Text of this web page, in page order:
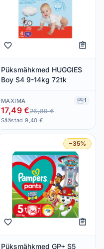
Püksmähkmed HUGGIES
Boy S4 9-14kg 72tk
MAXIMA 1
17,49 €26,89 €
Säästad 9,40 €
−35%
Püksmähkmed GP+ S5